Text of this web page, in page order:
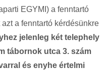
EGYMI) a fenntartó
a fenntartó kérdésünkre
jelenleg két telephely
tábornok utca 3. szám
és enyhe értelmi